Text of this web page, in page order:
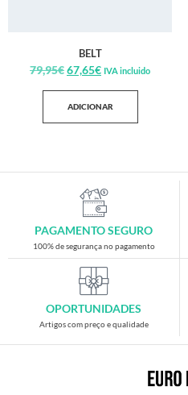
BELT
79,95€67,65€ IVA incluido
ADICIONAR
PAGAMENTO SEGURO
100% de segurança no pagamento
OPORTUNIDADES
Artigos com preço e qualidade